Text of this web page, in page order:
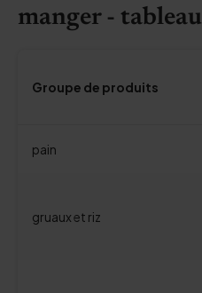
manger - tableau
Groupe de produits
pain
gruaux et riz